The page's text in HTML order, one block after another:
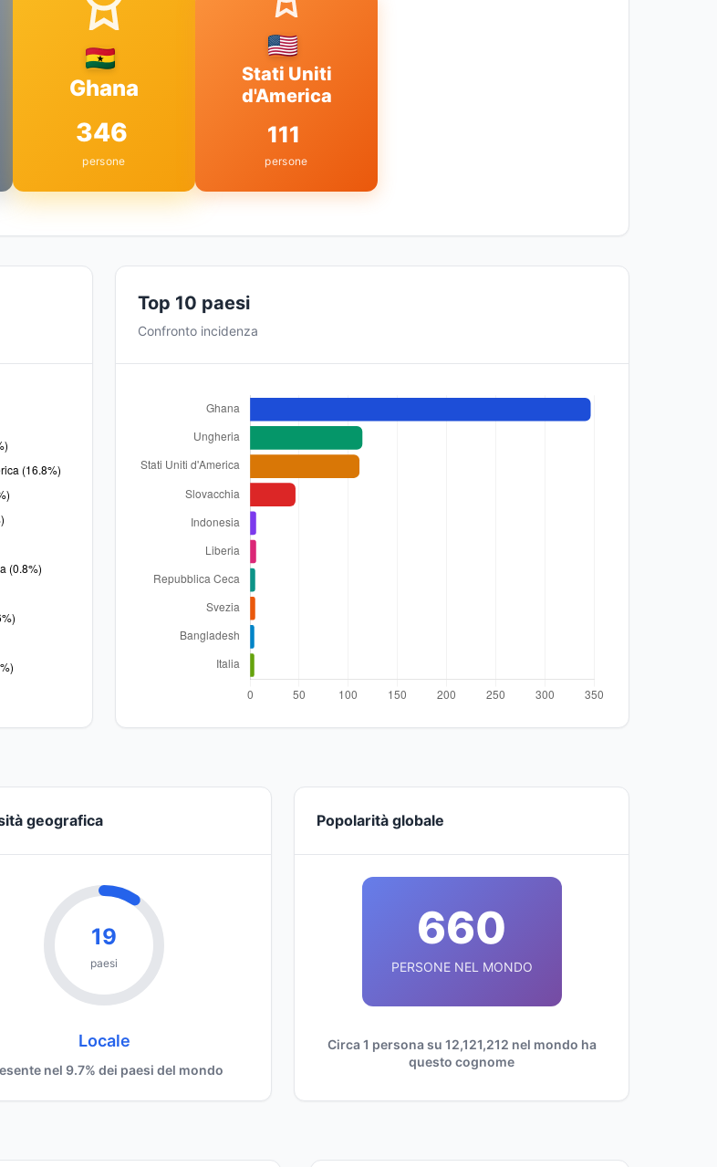
Ghana
346
persone
Stati Uniti
d'America
111
persone
Top 10 paesi
Confronto incidenza
geografica
19
paesi
Locale
nel 9.7% dei paesi del mondo
Popolarità globale
660
PERSONE NEL MONDO
Circa 1 persona su 12,121,212 nel mondo ha
questo cognome